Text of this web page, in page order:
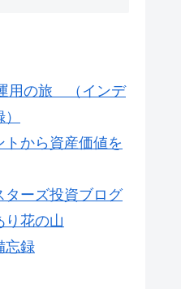
用の旅 （インデ
から資産価値を
ターズ投資ブログ
り花の山
忘録